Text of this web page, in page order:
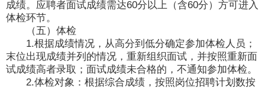
成绩。应聘者面试成绩需达60分以上（含60分）方可进入
体检环节。
（五）体检
1.根据成绩情况，从高分到低分确定参加体检人员；
末位出现成绩并列的情况，重新组织面试，并按照重新面
试成绩高者录取；面试成绩未合格的，不通知参加体检。
2.体检对象：根据综合成绩，按照岗位招聘计划数按